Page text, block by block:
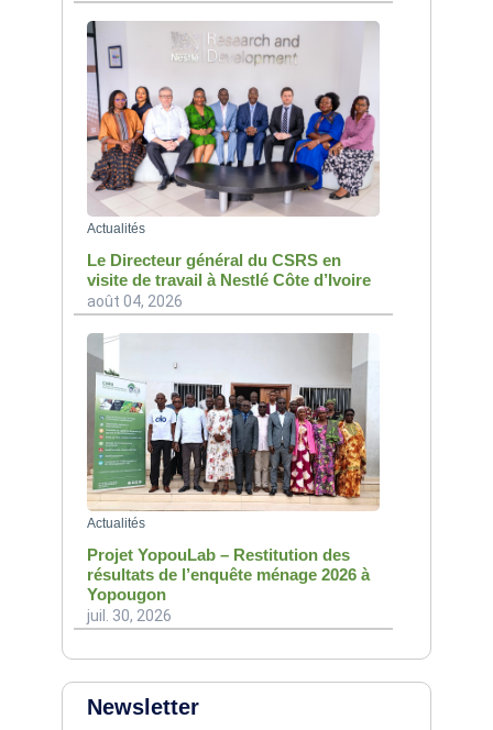
Actualités
Le Directeur général du CSRS en
visite de travail à Nestlé Côte d’Ivoire
août 04, 2026
Actualités
Projet YopouLab – Restitution des
résultats de l’enquête ménage 2026 à
Yopougon
juil. 30, 2026
Newsletter